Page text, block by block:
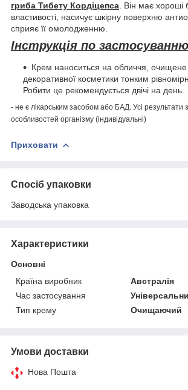
гриба Тибету Кордіцепса. Він має хороші
властивості, насичує шкірну поверхню
сприяє її омолодженню.
Інструкція по застосуванню
Крем наноситься на обличчя, очищене
декоративної косметики тонким
Робити це рекомендується двічі на день.
- не є лікарським засобом або БАД. Усі результати
особливостей організму (індивідуальні)
Приховати
Спосіб упаковки
Заводська упаковка
Характеристики
Основні
Країна виробник
Австралія
Час застосування
Тип крему
Очищаючий
Умови доставки
Нова Пошта